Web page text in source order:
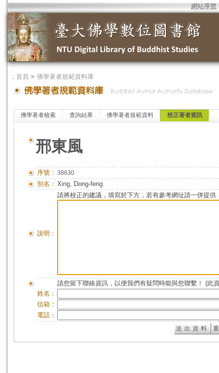
網站導覽
． 首頁 > 佛學著者規範資料庫
佛學著者檢索 查詢結果 佛學著者規範資料 校正著者資訊
邢東風
序號： 38630
別名： Xing, Dong-feng
說明：
請將校正的建議，填寫於下方，若有參考網址請一併提供
請您留下聯絡資訊，以便我們有疑問時能與您聯繫！ (此
姓名：
信箱：
電話：